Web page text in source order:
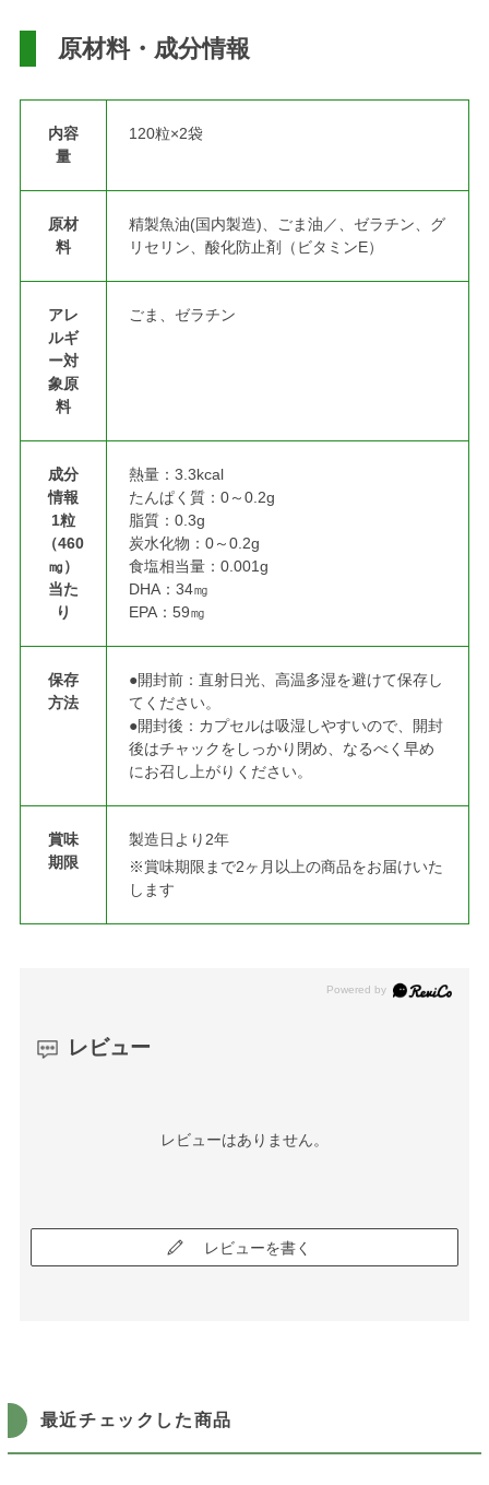
原材料・成分情報
内容
量
120粒×2袋
原材
料
精製魚油(国内製造)、ごま油／、ゼラチン、グ
リセリン、酸化防止剤（ビタミンE）
アレ
ルギ
ー対
象原
料
ごま、ゼラチン
成分
情報
1粒
（460
㎎）
当た
り
熱量：3.3kcal
たんぱく質：0～0.2g
脂質：0.3g
炭水化物：0～0.2g
食塩相当量：0.001g
DHA：34㎎
EPA：59㎎
保存
方法
●開封前：直射日光、高温多湿を避けて保存し
てください。
●開封後：カプセルは吸湿しやすいので、開封
後はチャックをしっかり閉め、なるべく早め
にお召し上がりください。
賞味
期限
製造日より2年
※賞味期限まで2ヶ月以上の商品をお届けいた
します
レビュー
レビューはありません。
レビューを書く
最近チェックした商品